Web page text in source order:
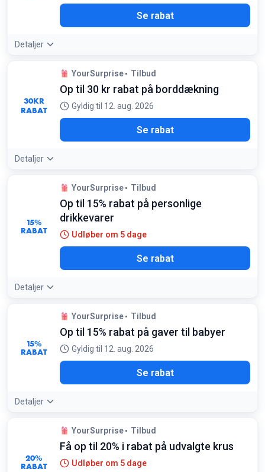
Se rabat
Detaljer
30KR
RABAT
YourSurprise Tilbud
Op til 30 kr rabat på borddækning
Gyldig til 12. aug. 2026
Se rabat
Detaljer
15%
RABAT
YourSurprise Tilbud
Op til 15% rabat på personlige
drikkevarer
Udløber om 5 dage
Se rabat
Detaljer
15%
RABAT
YourSurprise Tilbud
Op til 15% rabat på gaver til babyer
Gyldig til 12. aug. 2026
Se rabat
Detaljer
20%
RABAT
YourSurprise Tilbud
Få op til 20% i rabat på udvalgte krus
Udløber om 5 dage